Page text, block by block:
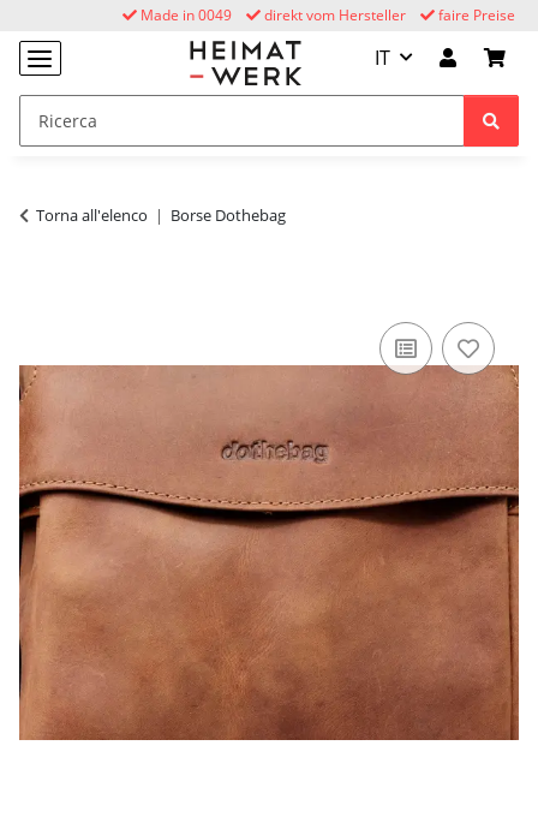
faire Preise
direkt vom Hersteller
Made in 0049
IT
Torna all'elenco Borse Dothebag